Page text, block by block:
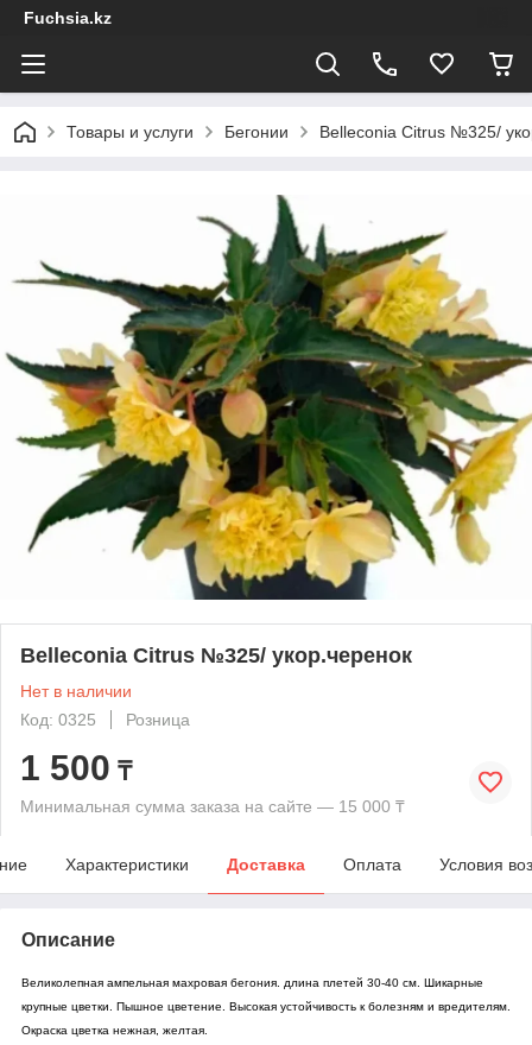
Fuchsia.kz
Товары и услуги Бегонии Belleconia Citrus №325/
Belleconia Citrus №325/ укор.черенок
Нет в наличии
Код: 0325
Розница
1 500 ₸
Минимальная сумма заказа на сайте — 15 000 ₸
Характеристики Доставка Оплата Условия
Описание
Великолепная ампельная махровая бегония. длина плетей 30-40 см. Шикарные
крупные цветки. Пышное цветение. Высокая устойчивость к болезням и вредителям.
Окраска цветка нежная, желтая.